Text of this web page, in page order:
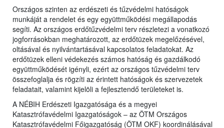
Országos szinten az erdészeti és tűzvédelmi hatóságok
munkáját a rendelet és egy együttműködési megállapodás
segíti. Az országos erdőtűzvédelmi terv részletezi a vonatkozó
jogforrásokban meghatározott, az erdőtüzek megelőzésével,
oltásával és nyilvántartásával kapcsolatos feladatokat. Az
erdőtüzek elleni védekezés számos hatóság és gazdálkodó
együttműködését igényli, ezért az országos tűzvédelmi terv
összefoglalja és rögzíti az érintett hatóságok és szervezetek
feladatait, valamint kijelöli a fejlesztendő területeket is.
A NÉBIH Erdészeti Igazgatósága és a megyei
Katasztrófavédelmi Igazgatóságok – az ÖTM Országos
Katasztrófavédelmi Főigazgatóság (ÖTM OKF) koordinálásával